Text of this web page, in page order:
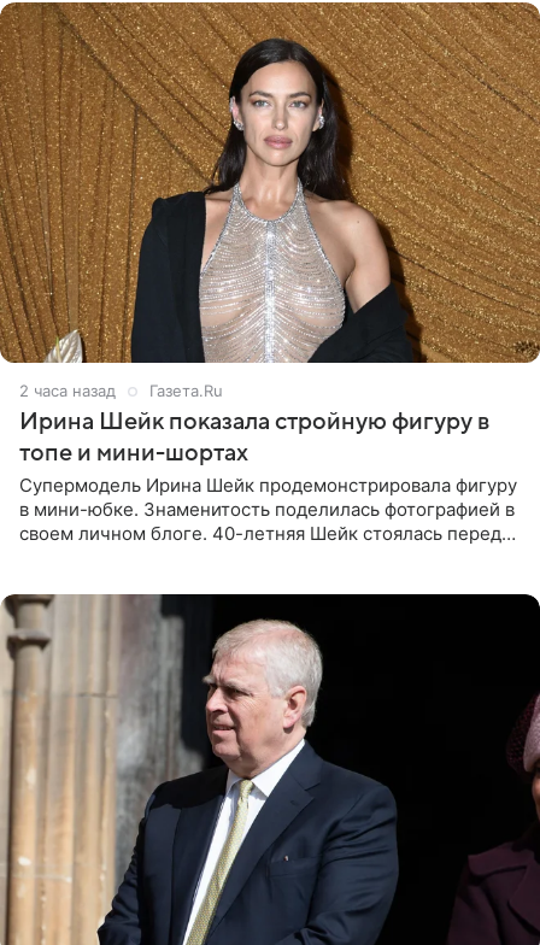
2 часа назад Газета.Ru
Ирина Шейк показала стройную фигуру в
топе и мини-шортах
Супермодель Ирина Шейк продемонстрировала фигуру
в мини-юбке. Знаменитость поделилась фотографией в
своем личном блоге. 40-летняя Шейк стоялась перед